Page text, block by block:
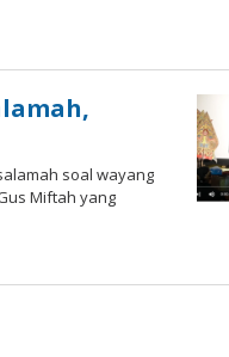
soal wayang
Miftah yang